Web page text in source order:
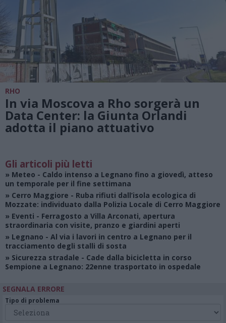
RHO
In via Moscova a Rho sorgerà un
Data Center: la Giunta Orlandi
adotta il piano attuativo
Gli articoli più letti
» Meteo - Caldo intenso a Legnano fino a giovedì, atteso
un temporale per il fine settimana
» Cerro Maggiore - Ruba rifiuti dall’isola ecologica di
Mozzate: individuato dalla Polizia Locale di Cerro Maggiore
» Eventi - Ferragosto a Villa Arconati, apertura
straordinaria con visite, pranzo e giardini aperti
» Legnano - Al via i lavori in centro a Legnano per il
tracciamento degli stalli di sosta
» Sicurezza stradale - Cade dalla bicicletta in corso
Sempione a Legnano: 22enne trasportato in ospedale
SEGNALA ERRORE
Tipo di problema